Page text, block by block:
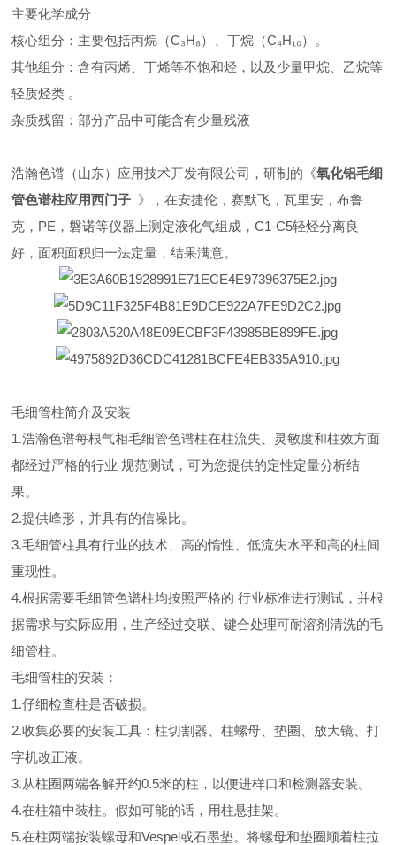
主要化学成分
‌核心组分‌：主要包括丙烷（C₃H₈）、丁烷（C₄H₁₀）。
‌其他组分‌：含有丙烯、丁烯等不饱和烃，以及少量甲烷、乙烷等
轻质烃类 。
‌杂质残留‌：部分产品中可能含有少量残液
浩瀚色谱（山东）应用技术开发有限公司，研制的《氧化铝毛细
管色谱柱应用西门子 》，在安捷伦，赛默飞，瓦里安，布鲁
克，PE，磐诺等仪器上测定液化气组成，C1-C5轻烃分离良
好，面积面积归一法定量，结果满意。
毛细管柱简介及安装
1.浩瀚色谱每根气相毛细管色谱柱在柱流失、灵敏度和柱效方面
都经过严格的行业 规范测试，可为您提供的定性定量分析结
果。
2.提供峰形，并具有的信噪比。
3.毛细管柱具有行业的技术、高的惰性、低流失水平和高的柱间
重现性。
4.根据需要毛细管色谱柱均按照严格的 行业标准进行测试，并根
据需求与实际应用，生产经过交联、键合处理可耐溶剂清洗的毛
细管柱。
毛细管柱的安装：
1.仔细检查柱是否破损。
2.收集必要的安装工具：柱切割器、柱螺母、垫圈、放大镜、打
字机改正液。
3.从柱圈两端各解开约0.5米的柱，以便进样口和检测器安装。
4.在柱箱中装柱。假如可能的话，用柱悬挂架。
5.在柱两端按装螺母和Vespel或石墨垫。将螺母和垫圈顺着柱拉